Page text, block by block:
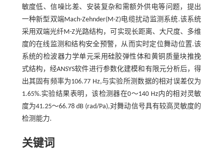
敏度低、信噪比差、安装复杂和需额外供电等问题，提出
一种新型双端Mach-Zehnder(M-Z)电缆扰动监测系统.该系统
采用双端光纤M-Z光路结构，可实现长距离、大尺度、多维
度的在线监测和结构安全预警，从而实时定位舞动位置.该
系统的检波器力学单元采用硅胶弹性体和黄铜质量块推挽
式结构，经ANSYS软件进行参数化建模和有限元分析后，得
出其固有频率为106.77 Hz,与实验所测数据的相对误差仅为
1.65%.实验结果表明，该检测器在0～140 Hz内的相对灵敏
度为41.25～66.78 dB (rad/Pa),对舞动信号具有较高灵敏度的
检测能力.
关键词